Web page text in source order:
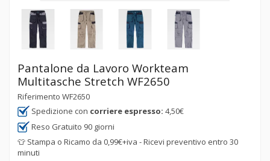
Pantalone da Lavoro Workteam
Multitasche Stretch WF2650
Riferimento WF2650
Spedizione con corriere espresso: 4,50€
Reso Gratuito 90 giorni
👕 Stampa o Ricamo da 0,99€+iva - Ricevi preventivo entro 30
minuti